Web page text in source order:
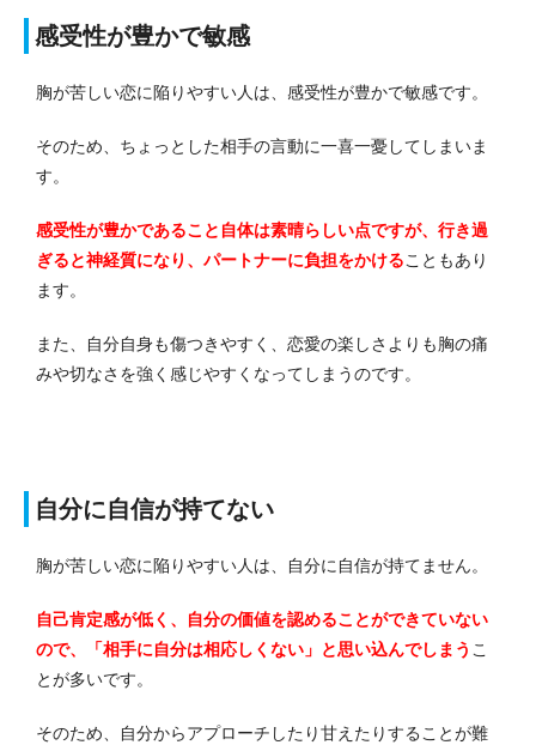
感受性が豊かで敏感
胸が苦しい恋に陥りやすい人は、感受性が豊かで敏感です。
そのため、ちょっとした相手の言動に一喜一憂してしまいま
す。
感受性が豊かであること自体は素晴らしい点ですが、行き過
ぎると神経質になり、パートナーに負担をかけることもあり
ます。
また、自分自身も傷つきやすく、恋愛の楽しさよりも胸の痛
みや切なさを強く感じやすくなってしまうのです。
自分に自信が持てない
胸が苦しい恋に陥りやすい人は、自分に自信が持てません。
自己肯定感が低く、自分の価値を認めることができていない
ので、「相手に自分は相応しくない」と思い込んでしまう こ
とが多いです。
そのため、自分からアプローチしたり甘えたりすることが難